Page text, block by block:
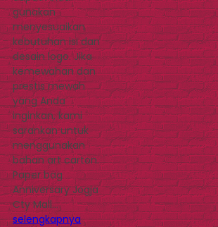
gunakan
menyesuaikan
kebutuhan isi dan
desain logo. Jika
kemewahan dan
prestis mewah
yang Anda
inginkan, kami
sarankan untuk
menggunakan
bahan art carton.
Paper bag
Anniversary Jogja
Cty Mall…
selengkapnya